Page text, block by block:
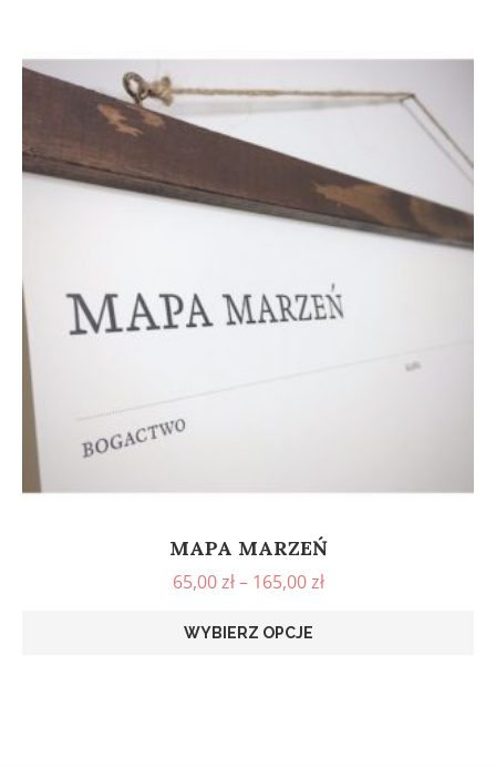
MAPA MARZEŃ
65,00zł– 165,00zł
WYBIERZ OPCJE